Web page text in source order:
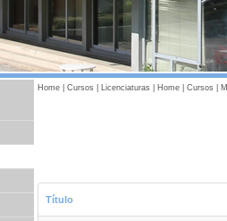
Home Cursos Licenciaturas Home Cursos
Título